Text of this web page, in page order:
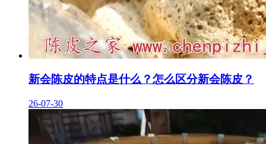
新会陈皮的特点是什么？怎么区分新会陈皮？
26-07-30